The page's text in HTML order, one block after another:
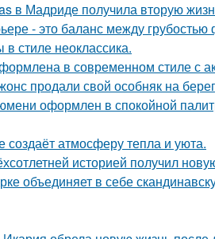
в Мадриде получила вторую
- это баланс между
стиле неоклассика.
в современном стиле с
продали свой особняк на
оформлен в спокойной
создаёт атмосферу тепла и уюта.
историей получил
объединяет в себе